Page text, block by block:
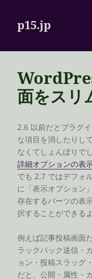
p15.jp
面をスリ
2.6 以前だとプラグ
な項目を消したりし
なくてしょんぼりでし
詳細オプションの表
でも 2.7 ではデフォ
に「表示オプション
存在するパーツの表
択することができる
例えば記事投稿画面
ラックバック送信・
ョン・投稿スラッグ
だと、公開・属性・